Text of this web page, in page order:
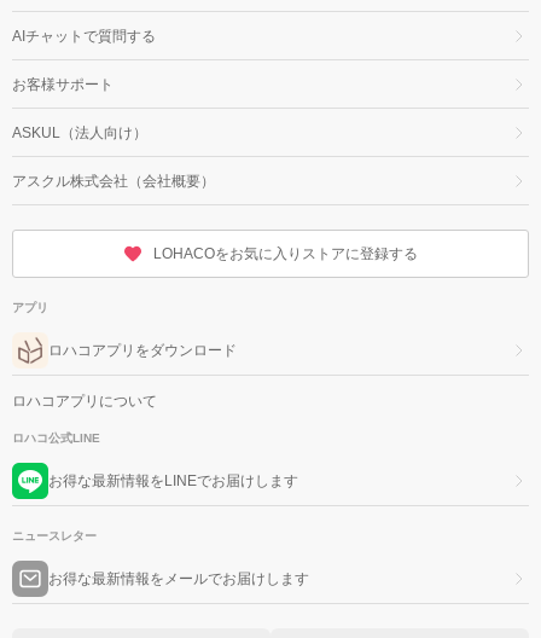
AIチャットで質問する
お客様サポート
ASKUL（法人向け）
アスクル株式会社（会社概要）
LOHACOをお気に入りストアに登録する
アプリ
ロハコアプリをダウンロード
ロハコアプリについて
ロハコ公式LINE
お得な最新情報をLINEでお届けします
ニュースレター
お得な最新情報をメールでお届けします